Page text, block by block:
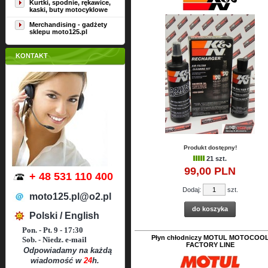
Kurtki, spodnie, rękawice,
kaski, buty motocyklowe
Merchandising - gadżety
sklepu moto125.pl
KONTAKT
+ 48 531 110 400
moto125.pl@o2.pl
Polski / English
Pon. - Pt. 9 - 17:30
Sob. - Niedz. e-mail
Odpowiadamy na każdą
wiadomość w24h.
Produkt dostępny!
21 szt.
99,00 PLN
Dodaj: szt.
do koszyka
Płyn chłodniczy MOTUL
FACTORY LINE